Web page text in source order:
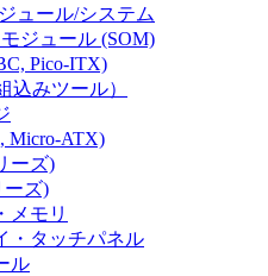
ュール/システム
ジュール (SOM)
Pico-ITX)
込みツール）
Micro-ATX)
ーズ)
ーズ)
メモリ
・タッチパネル
ル